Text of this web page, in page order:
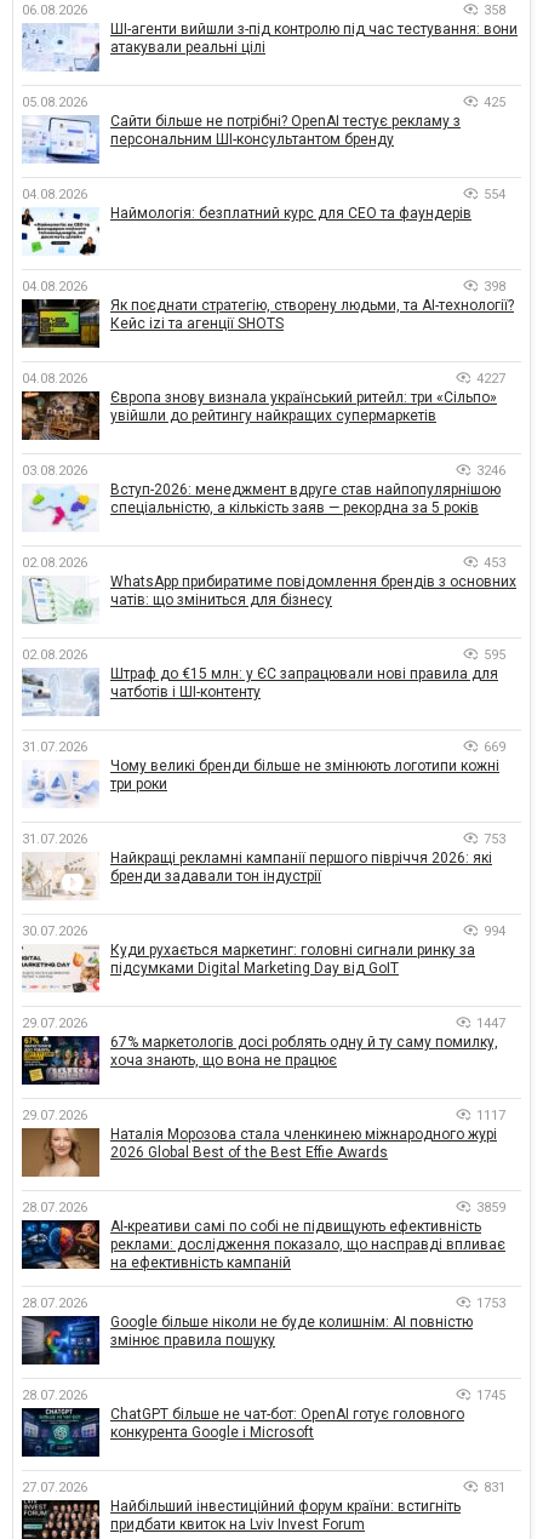
06.08.2026 358
ШІ-агенти вийшли з-під контролю під час тестування: вони
атакували реальні цілі
05.08.2026 425
Сайти більше не потрібні? OpenAI тестує рекламу з
персональним ШІ-консультантом бренду
04.08.2026 554
Наймологія: безплатний курс для CEO та фаундерів
04.08.2026 398
Як поєднати стратегію, створену людьми, та AI-технології?
Кейс izi та агенції SHOTS
04.08.2026 4227
Європа знову визнала український ритейл: три «Сільпо»
увійшли до рейтингу найкращих супермаркетів
03.08.2026 3246
Вступ-2026: менеджмент вдруге став найпопулярнішою
спеціальністю, а кількість заяв — рекордна за 5 років
02.08.2026 453
WhatsApp прибиратиме повідомлення брендів з основних
чатів: що зміниться для бізнесу
02.08.2026 595
Штраф до €15 млн: у ЄС запрацювали нові правила для
чатботів і ШІ-контенту
31.07.2026 669
Чому великі бренди більше не змінюють логотипи кожні
три роки
31.07.2026 753
Найкращі рекламні кампанії першого півріччя 2026: які
бренди задавали тон індустрії
30.07.2026 994
Куди рухається маркетинг: головні сигнали ринку за
підсумками Digital Marketing Day від GoIT
29.07.2026 1447
67% маркетологів досі роблять одну й ту саму помилку,
хоча знають, що вона не працює
29.07.2026 1117
Наталія Морозова стала членкинею міжнародного журі
2026 Global Best of the Best Effie Awards
28.07.2026 3859
AI-креативи самі по собі не підвищують ефективність
реклами: дослідження показало, що насправді впливає
на ефективність кампаній
28.07.2026 1753
Google більше ніколи не буде колишнім: AI повністю
змінює правила пошуку
28.07.2026 1745
ChatGPT більше не чат-бот: OpenAI готує головного
конкурента Google і Microsoft
27.07.2026 831
Найбільший інвестиційний форум країни: встигніть
придбати квиток на Lviv Invest Forum